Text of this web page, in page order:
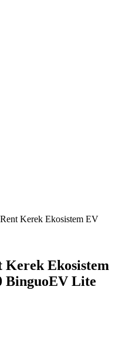
Kerek Ekosistem EV
Ekosistem
BinguoEV Lite